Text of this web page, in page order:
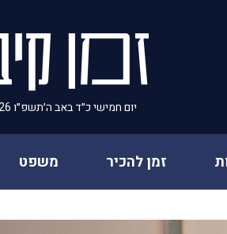
יום חמישי כ״ד באב ה׳תשפ״ו 06.08.26
זמן להכיר משפט